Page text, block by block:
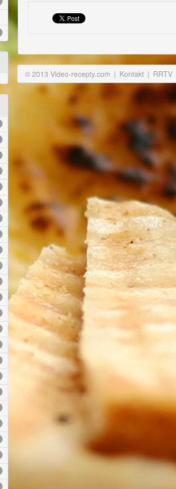
© 2013 Video-recepty.com | Kontakt | RRTV